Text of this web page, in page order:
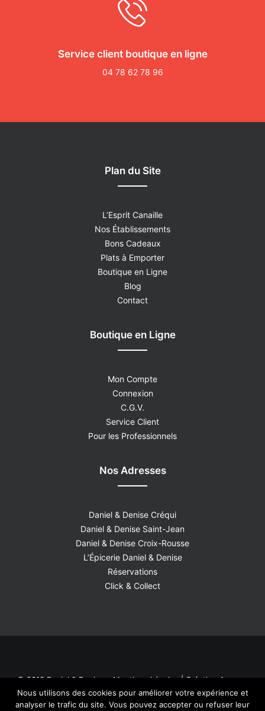
Service client boutique en ligne
04 78 62 78 96
Plan du Site
L’Esprit Canaille
Nos Établissements
Bons Cadeaux
Plats à Emporter
Boutique en Ligne
Blog
Contact
Boutique en Ligne
Mon Compte
Connexion
C.G.V.
Service Client
Pour les Professionnels
Nos Adresses
Daniel & Denise Créqui
Daniel & Denise Saint-Jean
Daniel & Denise Croix-Rousse
L’Épicerie Daniel & Denise
Réservations
Click & Collect
© 2018 Daniel & Denise –Mentions Légales| CréationAgence
Roadmap
Nous utilisons des cookies pour améliorer votre expérience et
analyser le trafic du site. Vous pouvez accepter ou refuser leur